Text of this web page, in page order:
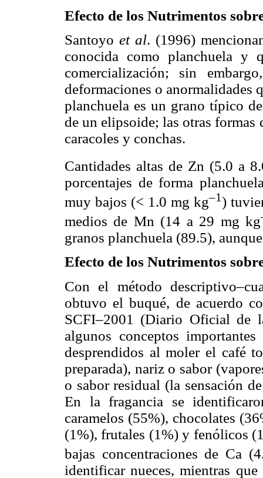
Efecto de los Nutrimentos
Santoyo et al. (1996)
conocida como planchuela y
comercialización; sin
deformaciones o anormalidades
planchuela es un grano típico
de un elipsoide; las otras
caracoles y conchas.
Cantidades altas de Zn (5.0 a
porcentajes de forma
muy bajos (< 1.0 mg kg–1)
medios de Mn (14 a 29 mg kg
granos planchuela (89.5),
Efecto de los Nutrimentos
Con el método
obtuvo el buqué, de acuerdo
SCFI–2001 (Diario Oficial de
algunos conceptos
desprendidos al moler el café
preparada), nariz o sabor
o sabor residual (la sensación
En la fragancia se
caramelos (55%), chocolates
(1%), frutales (1%) y fenólicos
bajas concentraciones de Ca
identificar nueces, mientras